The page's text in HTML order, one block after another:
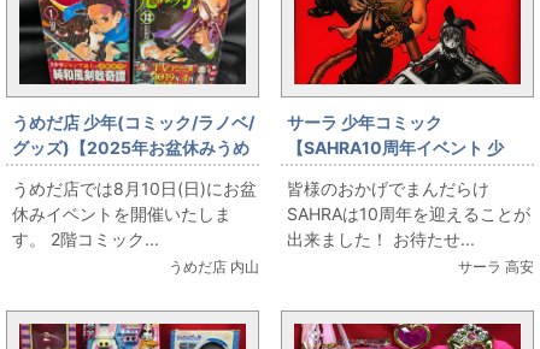
うめだ店 少年(コミック/ラノベ/
グッズ)【2025年お盆休みうめ
だ店販売情報】8月10日(日)
【コミックフロア】鬼滅の刃
うめだ店では8月10日(日)にお盆
休みイベントを開催いたしま
す。 2階コミック...
うめだ店 内山
サーラ 少年コミック
【SAHRA10周年イベント 少
年】ドラゴンボール完全版 完品
全巻セット出します！
皆様のおかげでまんだらけ
SAHRAは10周年を迎えることが
出来ました！ お待たせ...
サーラ 高安